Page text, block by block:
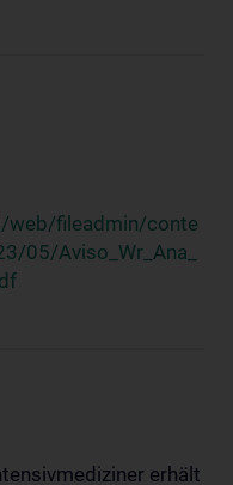
web/fileadmin/conte
05/Aviso_Wr_Ana_
erhält